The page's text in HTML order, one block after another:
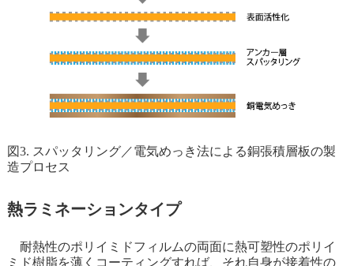
図3. スパッタリング／電気めっき法による銅張積層板の製
造プロセス
熱ラミネーションタイプ
耐熱性のポリイミドフィルムの両面に熱可塑性のポリイ
ミド樹脂を薄くコーティングすれば、それ自身が接着性の